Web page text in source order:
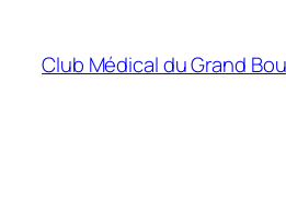
contenu
Club Médical du Grand